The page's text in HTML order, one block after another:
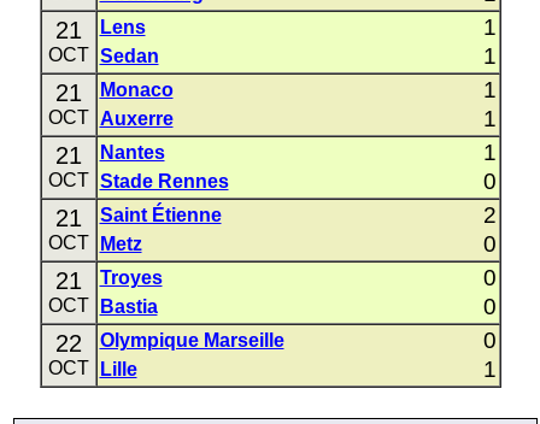
21
OCT
Lens 1
Sedan 1
21
OCT
Monaco 1
Auxerre 1
21
OCT
Nantes 1
Stade Rennes 0
21
OCT
Saint Étienne 2
Metz 0
21
OCT
Troyes 0
Bastia 0
22
OCT
Olympique Marseille 0
Lille 1